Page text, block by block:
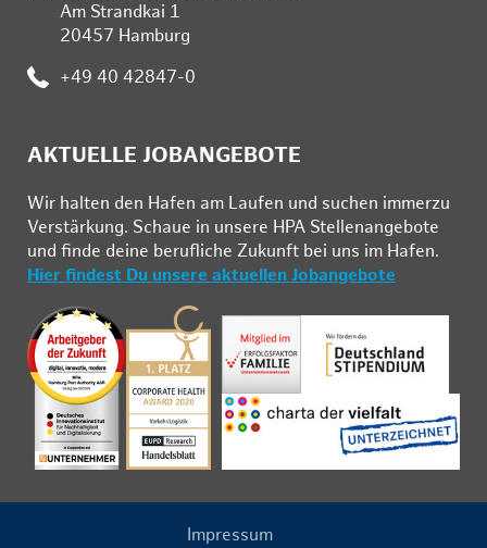
Am Strandkai 1
20457 Hamburg
: +49 40 42847-0
AKTUELLE JOBANGEBOTE
Wir hal­ten den Ha­fen am Lau­fen und su­chen im­mer­zu
Ver­stär­kung. Schau­e in un­se­re HPA Stel­len­an­ge­bo­te
und fin­de deine be­ruf­li­che Zu­kunft bei uns im Ha­fen.
Hier findest Du unsere aktuellen Jobangebote
Impressum